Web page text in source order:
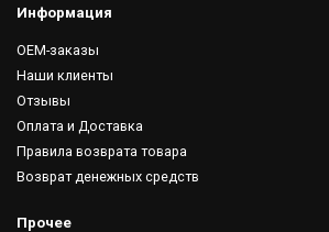
Информация
OEM-заказы
Наши клиенты
Отзывы
Оплата и Доставка
Правила возврата товара
Возврат денежных средств
Прочее